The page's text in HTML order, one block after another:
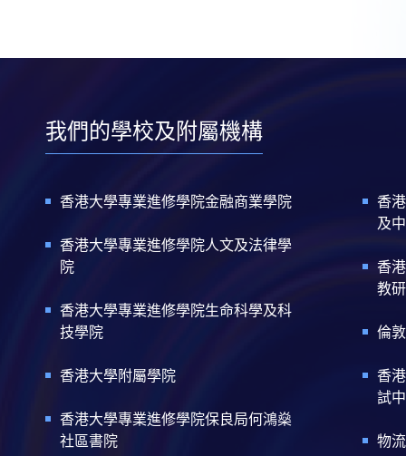
我們的學校及附屬機構
香港大學專業進修學院金融商業學院
香港大學專業進修學院人文及法律學
院
香港大學專業進修學院生命科學及科
技學院
香港大學附屬學院
香港大學專業進修學院保良局何鴻燊
社區書院
香
及
香
教
倫
香
試
物